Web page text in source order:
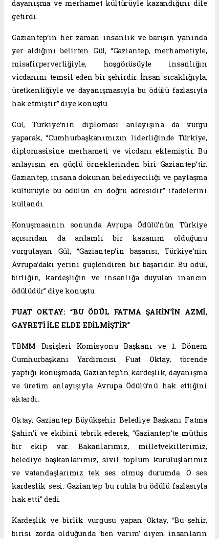
dayanışma ve merhamet kültürüyle kazandığını dile
getirdi.
Gaziantep’in her zaman insanlık ve barışın yanında
yer aldığını belirten Gül, “Gaziantep, merhametiyle,
misafirperverliğiyle, hoşgörüsüyle insanlığın
vicdanını temsil eden bir şehirdir. İnsan sıcaklığıyla,
üretkenliğiyle ve dayanışmasıyla bu ödülü fazlasıyla
hak etmiştir” diye konuştu.
Gül, Türkiye’nin diplomasi anlayışına da vurgu
yaparak, “Cumhurbaşkanımızın liderliğinde Türkiye,
diplomasisine merhameti ve vicdanı eklemiştir. Bu
anlayışın en güçlü örneklerinden biri Gaziantep’tir.
Gaziantep, insana dokunan belediyeciliği ve paylaşma
kültürüyle bu ödülün en doğru adresidir” ifadelerini
kullandı.
Konuşmasının sonunda Avrupa Ödülü’nün Türkiye
açısından da anlamlı bir kazanım olduğunu
vurgulayan Gül, “Gaziantep’in başarısı, Türkiye’nin
Avrupa’daki yerini güçlendiren bir başarıdır. Bu ödül,
birliğin, kardeşliğin ve insanlığa duyulan inancın
ödülüdür” diye konuştu.
FUAT OKTAY: “BU ÖDÜL FATMA ŞAHİN’İN AZMİ,
GAYRETİ İLE ELDE EDİLMİŞTİR”
TBMM Dışişleri Komisyonu Başkanı ve 1. Dönem
Cumhurbaşkanı Yardımcısı Fuat Oktay, törende
yaptığı konuşmada, Gaziantep’in kardeşlik, dayanışma
ve üretim anlayışıyla Avrupa Ödülü’nü hak ettiğini
aktardı.
Oktay, Gaziantep Büyükşehir Belediye Başkanı Fatma
Şahin’i ve ekibini tebrik ederek, “Gaziantep’te müthiş
bir ekip var. Bakanlarımız, milletvekillerimiz,
belediye başkanlarımız, sivil toplum kuruluşlarımız
ve vatandaşlarımız tek ses olmuş durumda. O ses
kardeşlik sesi. Gaziantep bu ruhla bu ödülü fazlasıyla
hak etti” dedi.
Kardeşlik ve birlik vurgusu yapan Oktay, “Bu şehir,
birisi zorda olduğunda ‘ben varım’ diyen insanların